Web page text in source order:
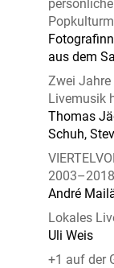
aus dem
Zwei
Livemusik
Thomas
Schuh,
2003–2018
André
Lokales
Uli Weis
+1 auf der